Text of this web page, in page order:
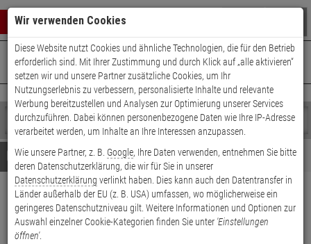
Warenkorb schließen
0 ARTIKEL IM WARENKORB
Ihr Warenkorb ist momentan leer.
Ergebnisse ()
Shop
durchsuchen
Bitte
geben
Sie
mindestens
Zeichen
ein,
um
Es
wurde
noch
Kategorien
Suche
gestartet
+49 (0)821 899 493-0Mo. - Do.: 8:00 - 16:30 | Fr.: 8:00 - 14:00 Uhr
Kontaktservice nutzen
Details Beratung Beliebte 4K Ultra HD Artikel
Dahua NVR4216-EI 16-Kanal
NVR, HDMI/VGA
Wir verwenden Cookies
Diese Website nutzt Cookies und ähnliche Technologien, die für den Betrieb
erforderlich sind. Mit Ihrer Zustimmung und durch Klick auf „alle aktivieren“
setzen wir und unsere Partner zusätzliche Cookies, um Ihr
Nutzungserlebnis zu verbessern, personalisierte Inhalte und relevante
Werbung bereitzustellen und Analysen zur Optimierung unserer Services
durchzuführen. Dabei können personenbezogene Daten wie Ihre IP-Adresse
verarbeitet werden, um Inhalte an Ihre Interessen anzupassen.
Wie unsere Partner, z. B. Google, Ihre Daten verwenden, entnehmen Sie bitte
deren Datenschutzerklärung, die wir für Sie in unserer
Datenschutzerklärung verlinkt haben. Dies kann auch den Datentransfer in
Länder außerhalb der EU (z. B. USA) umfassen, wo möglicherweise ein
geringeres Datenschutzniveau gilt. Weitere Informationen und Optionen zur
Auswahl einzelner Cookie-Kategorien finden Sie unter 'Einstellungen
öffnen'.